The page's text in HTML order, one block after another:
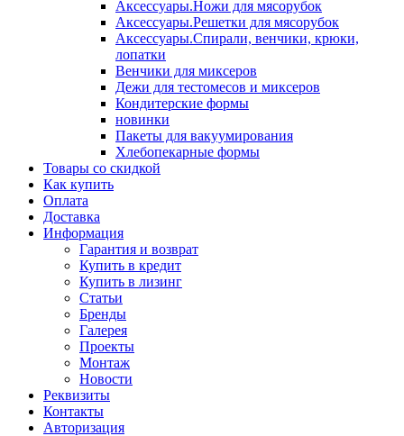
Аксессуары.Ножи для мясорубок
Аксессуары.Решетки для мясорубок
Аксессуары.Спирали, венчики, крюки,
лопатки
Венчики для миксеров
Дежи для тестомесов и миксеров
Кондитерские формы
новинки
Пакеты для вакуумирования
Хлебопекарные формы
Товары со скидкой
Как купить
Оплата
Доставка
Информация
Гарантия и возврат
Купить в кредит
Купить в лизинг
Статьи
Бренды
Галерея
Проекты
Монтаж
Новости
Реквизиты
Контакты
Авторизация